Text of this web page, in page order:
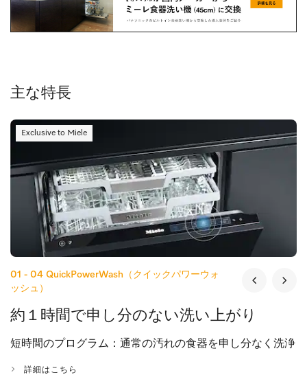
主な特長
Exclusive to Miele
01 - 04 QuickPowerWash（クイックパワーウォ
ッシュ）
約１時間で申し分のない洗い上がり
短時間のプログラム：通常の汚れの食器を申し分なく洗浄
詳細はこちら